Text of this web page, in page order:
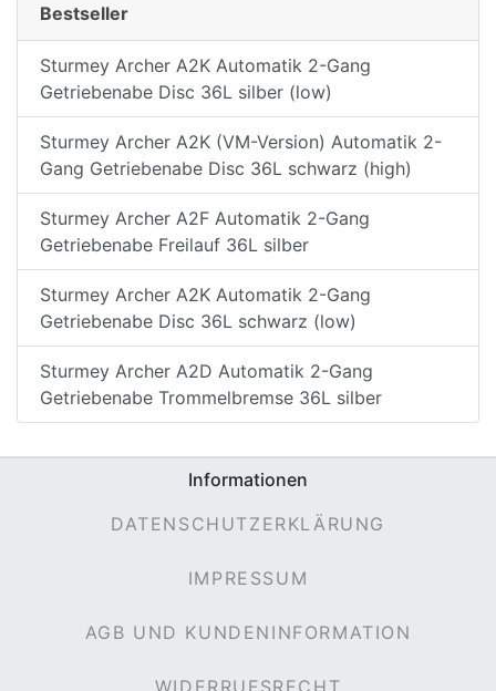
Bestseller
Sturmey Archer A2K Automatik 2-Gang
Getriebenabe Disc 36L silber (low)
Sturmey Archer A2K (VM-Version) Automatik 2-
Gang Getriebenabe Disc 36L schwarz (high)
Sturmey Archer A2F Automatik 2-Gang
Getriebenabe Freilauf 36L silber
Sturmey Archer A2K Automatik 2-Gang
Getriebenabe Disc 36L schwarz (low)
Sturmey Archer A2D Automatik 2-Gang
Getriebenabe Trommelbremse 36L silber
Informationen
DATENSCHUTZERKLÄRUNG
IMPRESSUM
AGB UND KUNDENINFORMATION
WIDERRUFSRECHT